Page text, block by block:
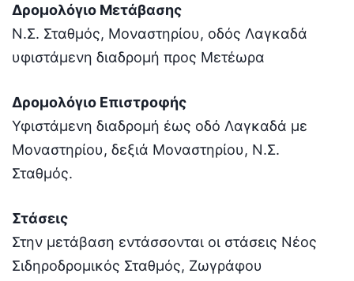
Δρομολόγιο Μετάβασης
Ν.Σ. Σταθμός, Μοναστηρίου, οδός Λαγκαδά
υφιστάμενη διαδρομή προς Μετέωρα
Δρομολόγιο Επιστροφής
Υφιστάμενη διαδρομή έως οδό Λαγκαδά με
Μοναστηρίου, δεξιά Μοναστηρίου, Ν.Σ.
Σταθμός.
Στάσεις
Στην μετάβαση εντάσσονται οι στάσεις Νέος
Σιδηροδρομικός Σταθμός, Ζωγράφου